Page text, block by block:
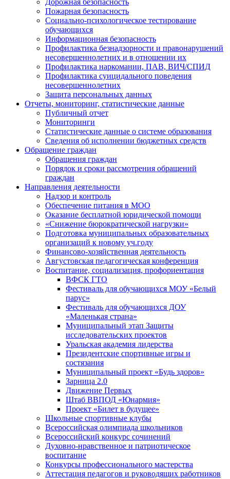
Дорожная безопасность
Пожарная безопасность
Социально-психологическое тестирование
обучающихся
Информационная безопасность
Профилактика безнадзорности и правонарушений
несовершеннолетних и в отношении их
Профилактика наркомании, ПАВ, ВИЧ/СПИД
Профилактика суицидального поведения
несовершеннолетних
Защита персональных данных
Отчеты, мониторинг, статистические данные
Публичный отчет
Мониторинги
Статистические данные о системе образования
Сведения об исполнении бюджетных средств
Обращение граждан
Обращения граждан
Порядок и сроки рассмотрения обращений
граждан
Направления деятельности
Надзор и контроль
Обеспечение питания в МОО
Оказание бесплатной юридической помощи
«Снижение бюрократической нагрузки»
Подготовка муниципальных образовательных
организаций к новому уч.году
Финансово-хозяйственная деятельность
Августовская педагогическая конференция
Воспитание, социализация, профориентация
ВФСК ГТО
Фестиваль для обучающихся МОУ «Белый
парус»
Фестиваль для обучающихся ДОУ
«Маленькая страна»
Муниципальный этап Защиты
исследовательских проектов
Уральская академия лидерства
Президентские спортивные игры и
состязания
Муниципальный проект «Будь здоров»
Зарница 2.0
Движение Первых
Штаб ВВПОД «Юнармия»
Проект «Билет в будущее»
Школьные спортивные клубы
Всероссийская олимпиада школьников
Всероссийский конкурс сочинений
Духовно-нравственное и патриотическое
воспитание
Конкурсы профессионального мастерства
Аттестация педагогов и руководящих работников